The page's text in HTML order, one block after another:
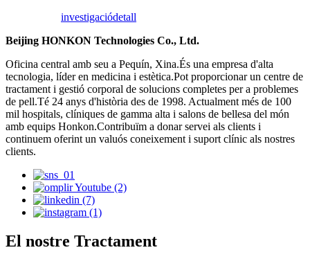
investigaciódetall
Beijing HONKON Technologies Co., Ltd.
Oficina central amb seu a Pequín, Xina.És una empresa d'alta
tecnologia, líder en medicina i estètica.Pot proporcionar un centre de
tractament i gestió corporal de solucions completes per a problemes
de pell.Té 24 anys d'història des de 1998. Actualment més de 100
mil hospitals, clíniques de gamma alta i salons de bellesa del món
amb equips Honkon.Contribuïm a donar servei als clients i
continuem oferint un valuós coneixement i suport clínic als nostres
clients.
El nostre Tractament